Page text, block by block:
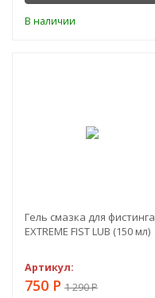
В наличии
Гель смазка для фистинга
EXTREME FIST LUB (150 мл)
Артикул:
750 Р 1 290Р